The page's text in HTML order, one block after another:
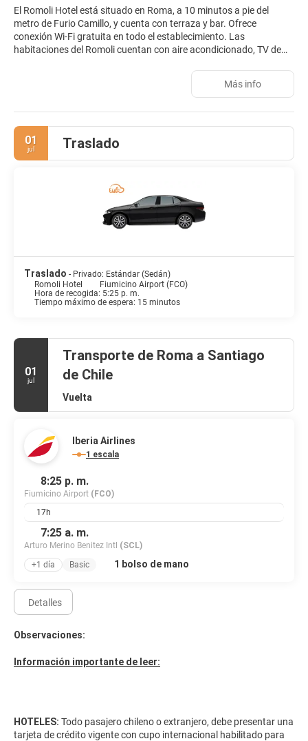
El Romoli Hotel está situado en Roma, a 10 minutos a pie del
metro de Furio Camillo, y cuenta con terraza y bar. Ofrece
conexión Wi-Fi gratuita en todo el establecimiento. Las
habitaciones del Romoli cuentan con aire acondicionado, TV de
desayuno continental con productos dulces y salados. Hay varios
encuentra a 50 metros del parque Caffarella de Roma y a 20
minutos a pie de la estación de tren de Tuscolana.
Más info
01
jul Traslado
Traslado - Privado: Estándar (Sedán)
Romoli Hotel
Fiumicino Airport (FCO)
Hora de recogida: 5:25 p. m.
Tiempo máximo de espera: 15 minutos
01
jul
Transporte de Roma a Santiago
de Chile
Vuelta
Iberia Airlines
1 escala
8:25 p. m.
Fiumicino Airport (FCO)
17h
7:25 a. m.
Arturo Merino Benitez Intl (SCL)
+1 día
Basic 1 bolso de mano
Detalles
Observaciones:
Información importante de leer:
HOTELES: Todo pasajero chileno o extranjero, debe presentar una
tarjeta de crédito vigente con cupo internacional habilitado para